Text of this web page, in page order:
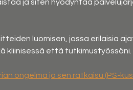
ja siten hyödyntää
luomisen, jossa erilaisia
kliinisessä että tutkimustyössäni.
ongelma ja sen ratkaisu (PS-